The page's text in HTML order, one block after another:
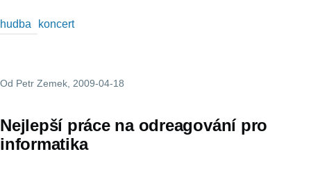
hudba koncert
Od Petr Zemek , 2009-04-18
Nejlepší práce na odreagování pro
informatika